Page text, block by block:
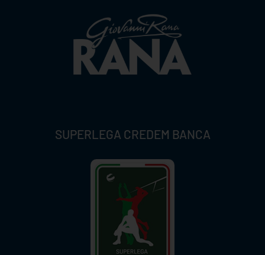
SUPERLEGA CREDEM BANCA